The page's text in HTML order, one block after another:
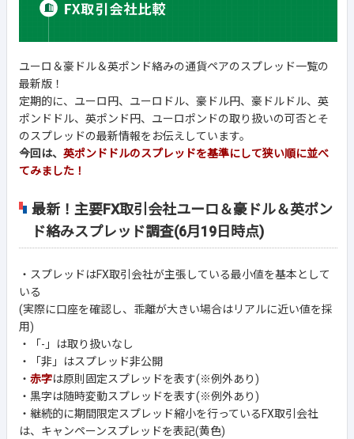
ユーロ＆豪ドル＆英ポンド絡みの通貨ペアのスプレッド一覧の
最新版！
定期的に、ユーロ円、ユーロドル、豪ドル円、豪ドルドル、英
ポンドドル、英ポンド円、ユーロポンドの取り扱いの可否とそ
のスプレッドの最新情報をお伝えしています。
今回は、 英ポンドドルのスプレッドを基準にして狭い順に並べ
てみました！
最新！主要FX取引会社ユーロ＆豪ドル＆英ポン
ド絡みスプレッド調査(6月19日時点)
・スプレッドはFX取引会社が主張している最小値を基本として
いる
(実際に口座を確認し、乖離が大きい場合はリアルに近い値を採
用)
・「-」は取り扱いなし
・「非」はスプレッド非公開
・ 赤字は原則固定スプレッドを表す(※例外あり)
・黒字は随時変動スプレッドを表す(※例外あり)
・継続的に期間限定スプレッド縮小を行っているFX取引会社
は、キャンペーンスプレッドを表記(黄色)